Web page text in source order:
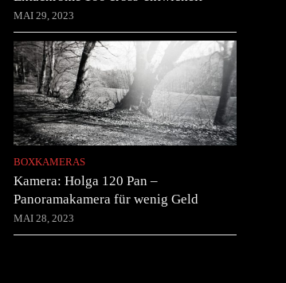
MAI 29, 2023
BOXKAMERAS
Kamera: Holga 120 Pan –
Panoramakamera für wenig Geld
MAI 28, 2023